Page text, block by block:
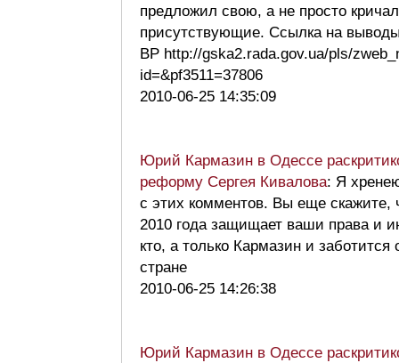
предложил свою, а не просто
присутствующие. Ссылка на
ВР http://gska2.rada.gov.ua/pls/
id=&pf3511=37806
2010-06-25 14:35:09
Юрий Кармазин в Одессе
реформу Сергея Кивалова: Я
с этих комментов. Вы еще скажите,
2010 года защищает ваши права и
кто, а только Кармазин и заботится
стране
2010-06-25 14:26:38
Юрий Кармазин в Одессе